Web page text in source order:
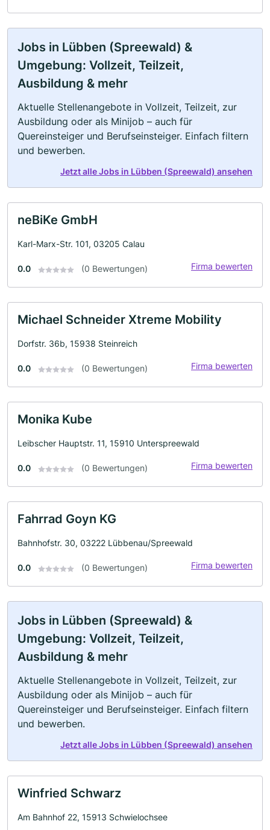
Jobs in Lübben (Spreewald) &
Umgebung: Vollzeit, Teilzeit,
Ausbildung & mehr
Aktuelle Stellenangebote in Vollzeit, Teilzeit, zur
Ausbildung oder als Minijob – auch für
Quereinsteiger und Berufseinsteiger. Einfach filtern
und bewerben.
Jetzt alle Jobs in Lübben (Spreewald) ansehen
neBiKe GmbH
Karl-Marx-Str. 101, 03205 Calau
0.0 (0 Bewertungen) Firma bewerten
Michael Schneider Xtreme Mobility
Dorfstr. 36b, 15938 Steinreich
0.0 (0 Bewertungen) Firma bewerten
Monika Kube
Leibscher Hauptstr. 11, 15910 Unterspreewald
0.0 (0 Bewertungen) Firma bewerten
Fahrrad Goyn KG
Bahnhofstr. 30, 03222 Lübbenau/Spreewald
0.0 (0 Bewertungen) Firma bewerten
Jobs in Lübben (Spreewald) &
Umgebung: Vollzeit, Teilzeit,
Ausbildung & mehr
Aktuelle Stellenangebote in Vollzeit, Teilzeit, zur
Ausbildung oder als Minijob – auch für
Quereinsteiger und Berufseinsteiger. Einfach filtern
und bewerben.
Jetzt alle Jobs in Lübben (Spreewald) ansehen
Winfried Schwarz
Am Bahnhof 22, 15913 Schwielochsee